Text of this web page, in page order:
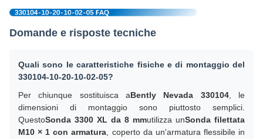
Domande e risposte tecniche
Quali sono le caratteristiche fisiche e di montaggio del
330104-10-20-10-02-05?
Per chiunque sostituisca aBently Nevada 330104, le
dimensioni di montaggio sono piuttosto semplici.
QuestoSonda 3300 XL da 8 mmutilizza unSonda filettata
M10 × 1 con armatura, coperto da un'armatura flessibile in